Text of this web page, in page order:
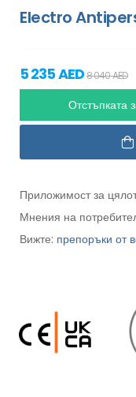
Electro
5 235 AED8 040 AED
Отстъпката
Приложимост за
Мнения на
Вижте: препоръки от